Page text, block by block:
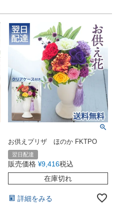
お供えプリザ ほのか FKTPO
翌日配達
販売価格 ¥9,416税込
在庫切れ
詳細をみる